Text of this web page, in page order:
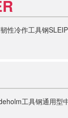
性冷作工具钢
工具钢通用型